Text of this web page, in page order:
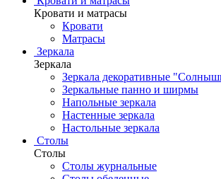
Кровати и матрасы
Кровати
Матрасы
Зеркала
Зеркала
Зеркала декоративные
Зеркальные панно и ширмы
Напольные зеркала
Настенные зеркала
Настольные зеркала
Столы
Столы
Столы журнальные